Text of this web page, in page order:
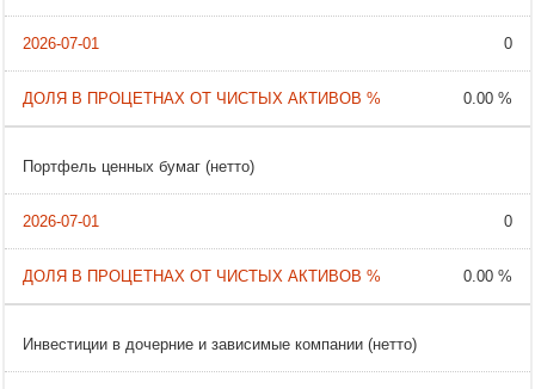
0
0.00 %
Портфель ценных бумаг (нетто)
0
0.00 %
Инвестиции в дочерние и зависимые компании (нетто)